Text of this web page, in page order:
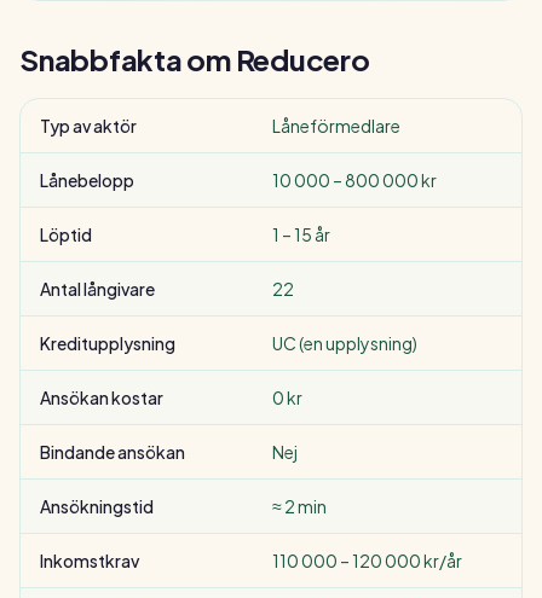
Snabbfakta om Reducero
Typ av aktör Låneförmedlare
Lånebelopp 10 000 – 800 000 kr
Löptid 1 – 15 år
Antal långivare 22
Kreditupplysning UC (en upplysning)
Ansökan kostar 0 kr
Bindande ansökan Nej
Ansökningstid ≈ 2 min
Inkomstkrav 110 000 – 120 000 kr/år